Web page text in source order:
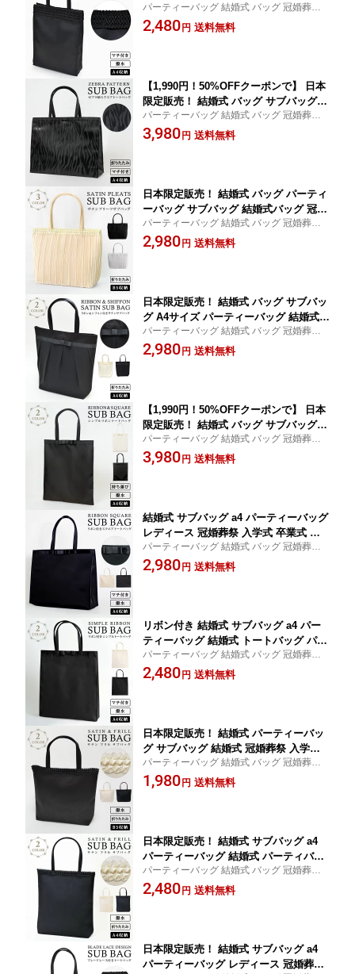
パーティバッグ 冠婚葬祭 入学式 卒業式
入園式 卒園式 ブラックフォーマル サブ
パーティーバッグ 結婚式 バッグ 冠婚葬祭
二次会 2次会 入学式 卒業式 卒園式 入園式
演奏会 謝恩会 お呼ばれ 披露宴 ブライダル
2,480 円 送料無料
【1,990円！50%OFFクーポンで】 日本
限定販売！ 結婚式 バッグ サブバッグ A
4 パーティーバッグ ゼブラ柄 スクエア
結婚式 冠婚葬祭 入学式 卒業式 入園式
パーティーバッグ 結婚式 バッグ 冠婚葬祭
二次会 2次会 入学式 卒業式 卒園式 入園式
演奏会 謝恩会 お呼ばれ 披露宴 ブライダル
3,980 円 送料無料
日本限定販売！ 結婚式 バッグ パーティ
ーバッグ サブバッグ 結婚式バッグ 冠婚
葬祭 バッグ 大きめ 上品 上質 入学式 卒
業式 入園式 卒園式 ブラックフォーマル
パーティーバッグ 結婚式 バッグ 冠婚葬祭
二次会 2次会 入学式 卒業式 卒園式 入園式
演奏会 謝恩会 お呼ばれ 披露宴 ブライダル
2,980 円 送料無料
日本限定販売！ 結婚式 バッグ サブバッ
グ A4サイズ パーティーバッグ 結婚式
冠婚葬祭 入学式 卒業式 入園式 卒園式
ブラックフォーマル サブバッグ セレモ
パーティーバッグ 結婚式 バッグ 冠婚葬祭
二次会 2次会 入学式 卒業式 卒園式 入園式
演奏会 謝恩会 お呼ばれ 披露宴 ブライダル
2,980 円 送料無料
【1,990円！50%OFFクーポンで】 日本
限定販売！ 結婚式 バッグ サブバッグ a
4 パーティーバッグ 結婚式 冠婚葬祭 折
りたたみ 入学式 卒業式 入園式 卒園式
パーティーバッグ 結婚式 バッグ 冠婚葬祭
二次会 2次会 入学式 卒業式 卒園式 入園式
演奏会 謝恩会 お呼ばれ 披露宴 ブライダル
3,980 円 送料無料
結婚式 サブバッグ a4 パーティーバッグ
レディース 冠婚葬祭 入学式 卒業式 入
園式 卒園式 ブラックフォーマル サブバ
ッグ フォーマルバッグ 黒 トートバッグ
パーティーバッグ 結婚式 バッグ 冠婚葬祭
二次会 2次会 入学式 卒業式 卒園式 入園式
演奏会 謝恩会 お呼ばれ 披露宴 ブライダル
2,980 円 送料無料
リボン付き 結婚式 サブバッグ a4 パー
ティーバッグ 結婚式 トートバッグ パー
ティバッグ 冠婚葬祭 入学式 卒業式 入
園式 卒園式 ブラックフォーマル サブバ
パーティーバッグ 結婚式 バッグ 冠婚葬祭
二次会 2次会 入学式 卒業式 卒園式 入園式
演奏会 謝恩会 お呼ばれ 披露宴 ブライダル
2,480 円 送料無料
日本限定販売！ 結婚式 パーティーバッ
グ サブバッグ 結婚式 冠婚葬祭 入学式
卒業式 入園式 卒園式 フォーマル サブ
バッグ サブバック フォーマルバッグ ブ
パーティーバッグ 結婚式 バッグ 冠婚葬祭
二次会 2次会 入学式 卒業式 卒園式 入園式
演奏会 謝恩会 お呼ばれ 披露宴 ブライダル
1,980 円 送料無料
日本限定販売！ 結婚式 サブバッグ a4
パーティーバッグ 結婚式 パーティバッ
グ 冠婚葬祭 入学式 卒業式 入園式 卒園
式 ブラックフォーマル サブバッグ フォ
パーティーバッグ 結婚式 バッグ 冠婚葬祭
二次会 2次会 入学式 卒業式 卒園式 入園式
演奏会 謝恩会 お呼ばれ 披露宴 ブライダル
2,480 円 送料無料
日本限定販売！ 結婚式 サブバッグ a4
パーティーバッグ レディース 冠婚葬祭